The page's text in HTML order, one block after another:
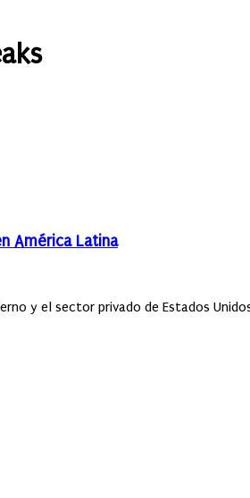
América Latina
y el sector privado de Estados